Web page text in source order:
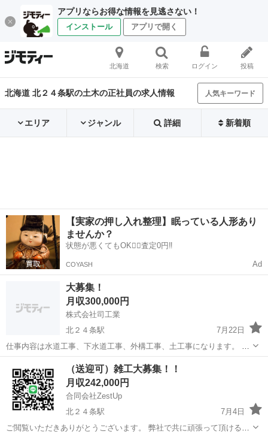
アプリならお得な情報を見逃さない！
インストール アプリで開く
北海道 検索 ログイン 投稿
北海道 北２４条駅の土木の正社員の求人情報 人気キーワード
エリア ジャンル 詳細 新着順
【実家の押し入れ整理】眠っている人形あり
ませんか？
状態が悪くてもOK🙆‍♀️査定0円‼️
COYASH Ad
大募集！
月収300,000円
株式会社司工業
北２４条駅
7月22日
仕事内容は水道工事、下水道工事、外構工事、土工事になります。 掘
削工事等、舗装工事等作業が異なります。 経験者大歓迎☺️未経験者も
勿論大歓迎です！ 保険関係も完備してます！ 夏、冬毎年賞与手当もあ
ります。 その内現場を...
北２４条駅 その他
（送迎可）雑工大募集！！
月収242,000円
合同会社ZestUp
北２４条駅
7月4日
ご閲覧いただきありがとうございます。 弊社で共に頑張って頂ける作